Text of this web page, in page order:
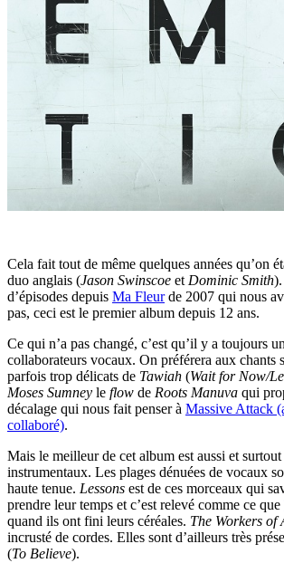
Cela fait tout de même quelques années qu’on
duo anglais (Jason Swinscoe et Dominic Smith
d’épisodes depuis Ma Fleurde 2007 qui nous
pas, ceci est le premier album depuis 12 ans.
Ce qui n’a pas changé, c’est qu’il y a toujours
collaborateurs vocaux. On préférera aux chants
parfois trop délicats de Tawiah (Wait for Now/
Moses Sumney le flow de Roots Manuva qui
décalage qui nous fait penser à Massive Attack
collaboré).
Mais le meilleur de cet album est aussi et surtout
instrumentaux. Les plages dénuées de vocaux
haute tenue. Lessons est de ces morceaux qui
prendre leur temps et c’est relevé comme ce que
quand ils ont fini leurs céréales. The Workers of
incrusté de cordes. Elles sont d’ailleurs très
(To Believe).